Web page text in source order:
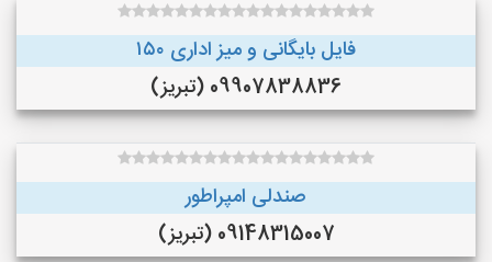
فایل بایگانی و میز اداری ۱۵۰
09907838836 (تبریز)
صندلی امپراطور
09148315007 (تبریز)